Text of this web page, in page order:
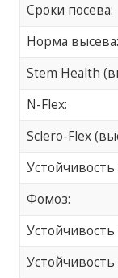
Сроки посева:
Норма высева:
Stem Health
N-Flex:
Sclero-Flex
Устойчивость
Фомоз:
Устойчивость
Устойчивость